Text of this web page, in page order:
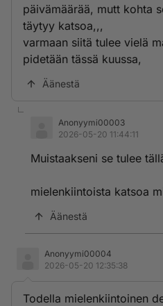
päivämäärää, mutt kohta
täytyy katsoa,,,
varmaan siitä tulee vielä
pidetään tässä kuussa,
Äänestä
Anonyymi00003
2026-05-20 11:44:11
Muistaakseni se tulee
mielenkiintoista katsoa
Äänestä
Anonyymi00004
2026-05-20 12:35:38
Todella mielenkiintoinen